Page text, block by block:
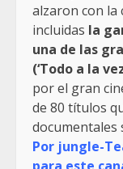
alzaron con la
incluidas la
una de las
(‘Todo a la
por el gran
de 80 títulos
documentales
Por jungle-